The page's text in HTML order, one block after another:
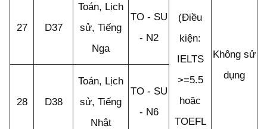
(Điều
kiện:
IELTS
>=5.5
hoặc
TOEFL
Không sử
dụng
27 D37
Toán, Lịch
sử, Tiếng
Nga
TO - SU
- N2
28 D38
Toán, Lịch
sử, Tiếng
Nhật
TO - SU
- N6